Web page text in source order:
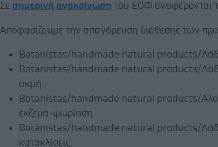
Σε σημερινή ανακοίνωση του ΕΟΦ αναφέρονται
Αποφασίζουμε την απαγόρευση διάθεσης των
Botanistas/handmade natural products/Λάδι
Botanistas/handmade natural products/
ακμή.
Botanistas/handmade natural products/
έκζεμα-ψωρίαση.
Botanistas/handmade natural products/
κατακλίσεις.